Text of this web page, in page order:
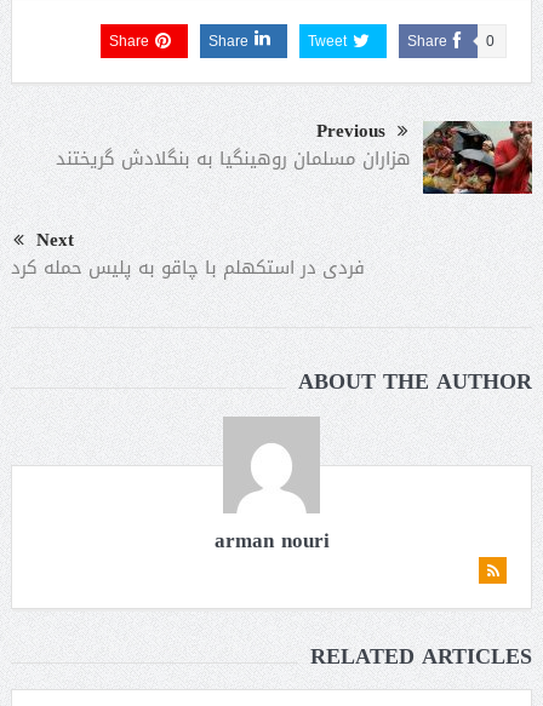
Share 0
Tweet
Share
Share
Previous
هزاران مسلمان روهینگیا به بنگلادش گریختند
Next
فردی در استکهلم با چاقو به پلیس حمله کرد
ABOUT THE AUTHOR
arman nouri
RELATED ARTICLES